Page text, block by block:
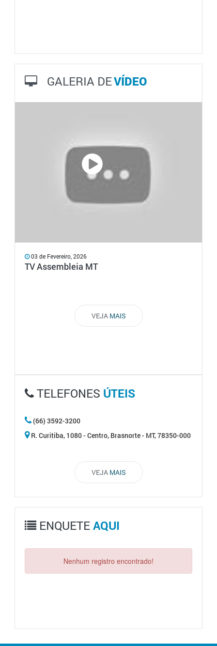
GALERIA DEVÍDEO
03 de Fevereiro, 2026
TV Assembleia MT
VEJA MAIS
TELEFONES ÚTEIS
(66) 3592-3200
R. Curitiba, 1080 - Centro, Brasnorte - MT, 78350-000
VEJA MAIS
ENQUETEAQUI
Nenhum registro encontrado!